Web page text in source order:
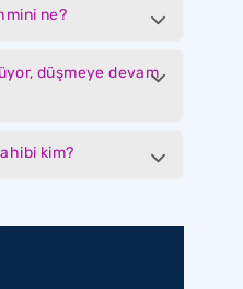
ne?
düşmeye devam
kim?